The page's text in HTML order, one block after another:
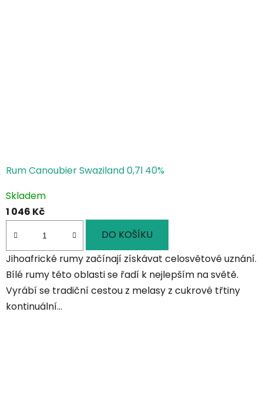
Rum Canoubier Swaziland 0,7l 40%
Skladem
1 046 Kč
DO KOŠÍKU
Jihoafrické rumy začínají získávat celosvětové uznání.
Bílé rumy této oblasti se řadí k nejlepším na světě.
Vyrábí se tradiční cestou z melasy z cukrové třtiny
kontinuální...